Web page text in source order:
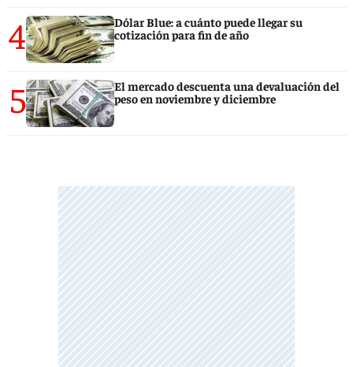
4
Dólar Blue: a cuánto puede llegar su
cotización para fin de año
5
El mercado descuenta una devaluación del
peso en noviembre y diciembre